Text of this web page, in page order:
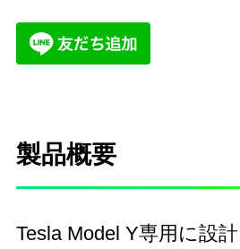
製品概要
Tesla Model Y専用に設計